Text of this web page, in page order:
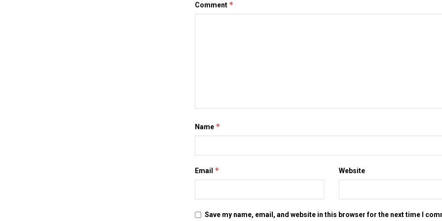
Comment *
Name *
Email * Website
Save my name, email, and website in this browser for the next time I